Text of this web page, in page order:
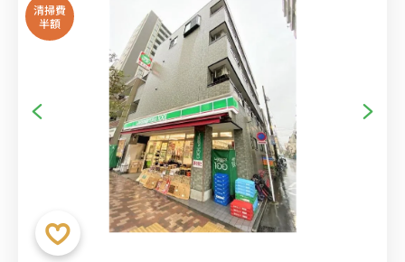
清掃費
半額